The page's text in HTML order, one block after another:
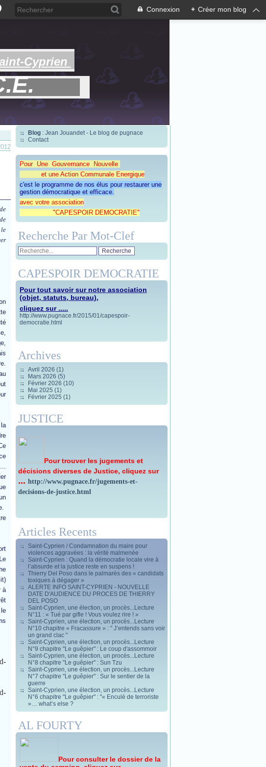
Connexion + Créer mon blog
Cyprien
à
Blog : Jean Jouandet - Le blog de pugnace
Contact
Pour Une Gouvernance Nouvelle
et une Action Communale Energique
c'est le programme de nos élus pour restaurer une
gestion démocratique et efficace.
avec votre association
"CAPESPOIR DEMOCRATIE"
Recherche Par Mot-Clef
CAPESPOIR DEMOCRATIE
Pour tout savoir sur notre association
(objet, statuts, bureau),
cliquez sur .....
http://www.pugnace.fr/2015/01/capespoir-
democratie.html
Archives
Avril 2026 (1)
Mars 2026 (5)
Février 2026 (10)
Mai 2025 (1)
Février 2025 (1)
JUSTICE
Pour trouver les jugements et
décisions diverses de Justice, cliquez sur
... http://www.pugnace.fr/jugements-et-
decisions-de-justice.html
Articles Recents
Saint-Cyprien / Condamnation du maire pour
violences aggravées : la vérité malmenée
Saint-Cyprien : Quand la démocratie locale vire à
l’absurde et la justice reste en suspens !
Thierry Del Poso dans le palmarès des « candidats
toxiques à dégager »
ALERTE INFO SAINT-CYPRIEN - NOUVELLE
DATE D'AUDIENCE DU PROCES DE THIERRY
DEL POSO
Saint-Cyprien, une élection, un procès...Lecture
N°11 : « Tué par gifle ! Vous voulez rire ! »
Saint-Cyprien, une élection, un procès...Lecture
N°10 chapitre « Fracassure » : " J’entends sans voir
un grand clac "
Saint-Cyprien, une élection, un procès...Lecture
N°9 chapitre "Le guêpier" : Le coup d'assommoir
Saint-Cyprien, une élection, un procès...Lecture
N°8 chapitre "Le guêpier" : Sun Tzu
Saint-Cyprien, une élection, un procès...Lecture
N°7 chapitre "Le guêpier" : Sur le sentier de la
guerre
Saint-Cyprien, une élection, un procès...Lecture
N°6 chapitre "Le guêpier" : "« Enculé de terroriste
»… what’s else ?
AL FOURTY
Pour consulter le dossier de la